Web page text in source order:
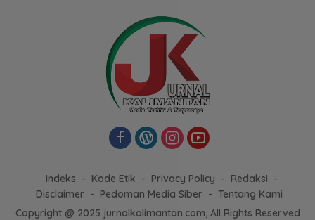
Indeks Kode Etik Privacy Policy
Redaksi
Disclaimer
Pedoman Media Siber
Tentang Kami
Copyright @ 2025 jurnalkalimantan.com, All Rights Reserved